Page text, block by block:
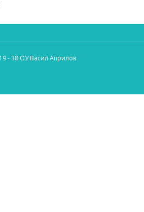
- 38 ОУ Васил Априлов